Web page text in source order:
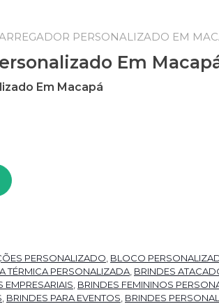
PERSONALIZADO EM
Em
Em Macapá
PERSONALIZADO BLOCO
TÉRMICA PERSONALIZADA BRINDES
EMPRESARIAIS BRINDES FEMININOS
BRINDES PARA EVENTOS BRINDES